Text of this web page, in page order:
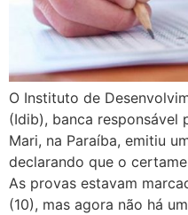
O Instituto de
(Idib), banca responsável
Mari, na Paraíba, emitiu
declarando que o
As provas estavam
(10), mas agora não há